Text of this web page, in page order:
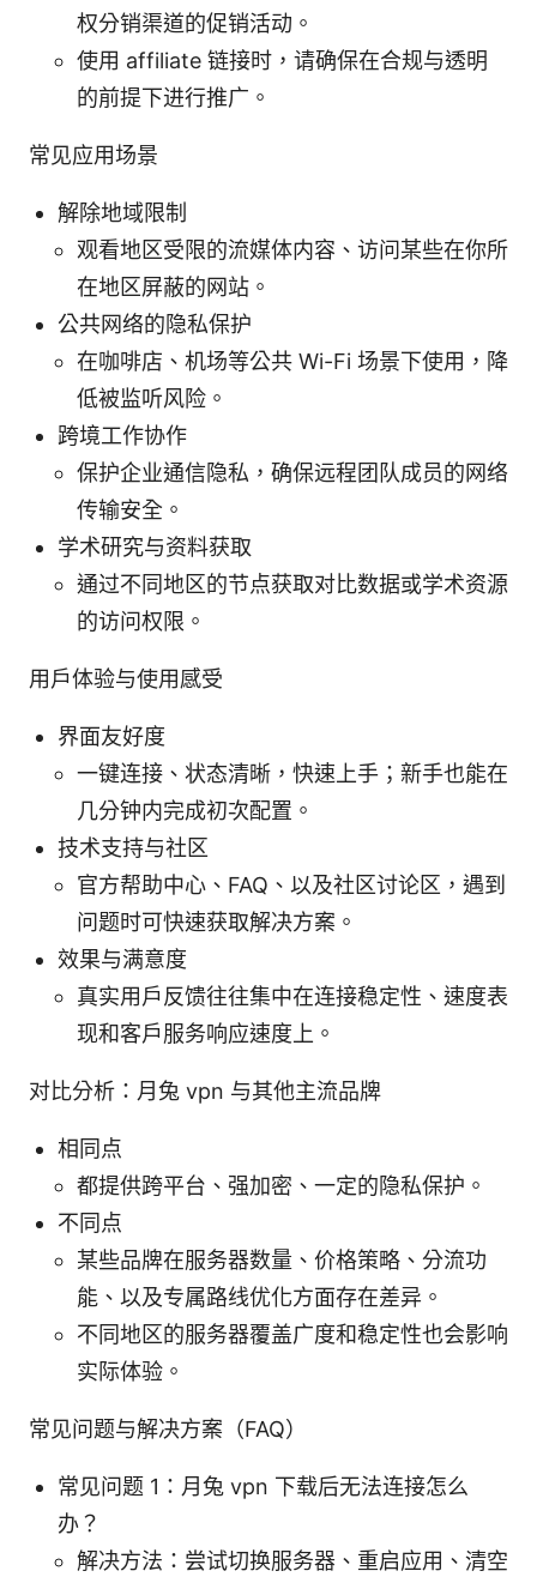
权分销渠道的促销活动。
使用 affiliate 链接时，请确保在合规与透明
的前提下进行推广。
常见应用场景
解除地域限制
观看地区受限的流媒体内容、访问某些在你所
在地区屏蔽的网站。
公共网络的隐私保护
在咖啡店、机场等公共 Wi-Fi 场景下使用，降
低被监听风险。
跨境工作协作
保护企业通信隐私，确保远程团队成员的网络
传输安全。
学术研究与资料获取
通过不同地区的节点获取对比数据或学术资源
的访问权限。
用户体验与使用感受
界面友好度
一键连接、状态清晰，快速上手；新手也能在
几分钟内完成初次配置。
技术支持与社区
官方帮助中心、FAQ、以及社区讨论区，遇到
问题时可快速获取解决方案。
效果与满意度
真实用户反馈往往集中在连接稳定性、速度表
现和客户服务响应速度上。
对比分析：月兔 vpn 与其他主流品牌
相同点
都提供跨平台、强加密、一定的隐私保护。
不同点
某些品牌在服务器数量、价格策略、分流功
能、以及专属路线优化方面存在差异。
不同地区的服务器覆盖广度和稳定性也会影响
实际体验。
常见问题与解决方案（FAQ）
常见问题 1：月兔 vpn 下载后无法连接怎么
办？
解决方法：尝试切换服务器、重启应用、清空